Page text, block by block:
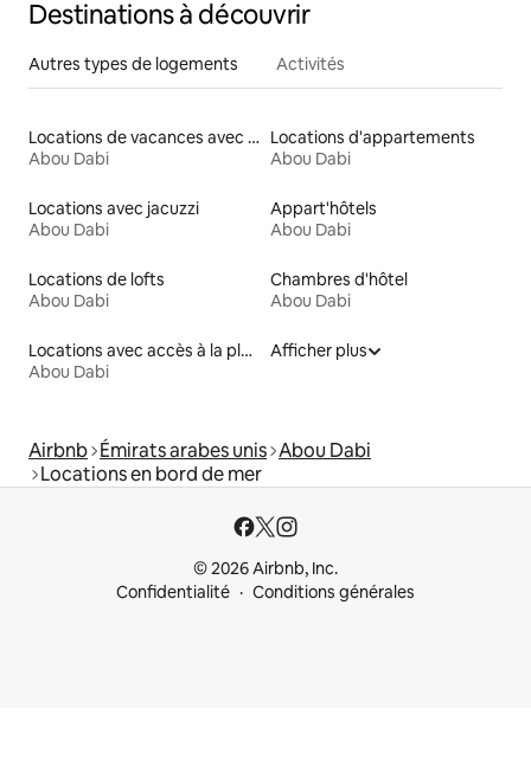
Destinations à découvrir
Autres types de logements Activités
Locations de vacances avec piscine
Abou Dabi
Locations d'appartements
Abou Dabi
Locations avec jacuzzi
Abou Dabi
Appart'hôtels
Abou Dabi
Locations de lofts
Abou Dabi
Chambres d'hôtel
Abou Dabi
Locations avec accès à la plage
Abou Dabi
Afficher plus
Airbnb Émirats arabes unis Abou Dabi
Locations en bord de mer
© 2026 Airbnb, Inc.
Confidentialité
Conditions générales